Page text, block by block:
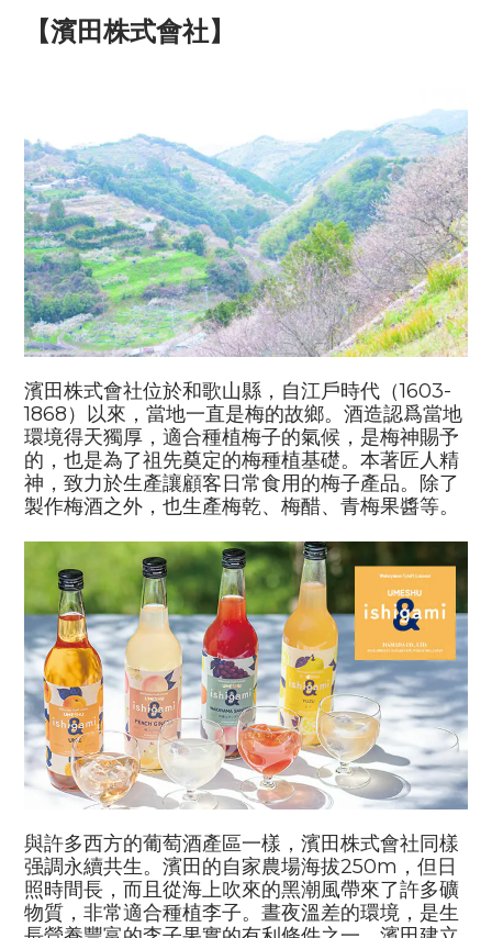
【濱田株式會社】
濱田株式會社位於和歌山縣，自江戶時代（1603-
1868）以來，當地一直是梅的故鄉。酒造認爲當地
環境得天獨厚，適合種植梅子的氣候，是梅神賜予
的，也是為了祖先奠定的梅種植基礎。本著匠人精
神，致力於生產讓顧客日常食用的梅子產品。除了
製作梅酒之外，也生產梅乾、梅醋、青梅果醬等。
與許多西方的葡萄酒產區一樣，濱田株式會社同樣
强調永續共生。濱田的自家農場海拔250m ，但日
照時間長，而且從海上吹來的黑潮風帶來了許多礦
物質，非常適合種植李子。晝夜溫差的環境，是生